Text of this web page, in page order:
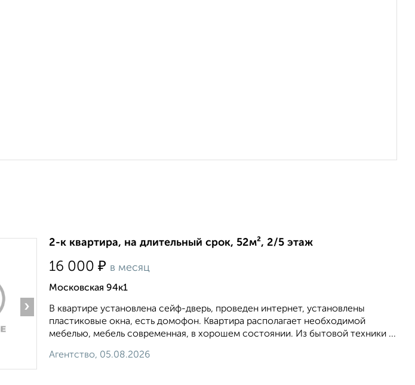
›
2-к квартира, на длительный срок, 52м², 2/5 этаж
16 000 ₽ в месяц
Московская 94к1
В квартире установлена сейф-дверь, проведен интернет, установлены
пластиковые окна, есть домофон. Квартира располагает необходимой
мебелью, мебель современная, в хорошем состоянии. Из бытовой техники ...
Агентство, 05.08.2026